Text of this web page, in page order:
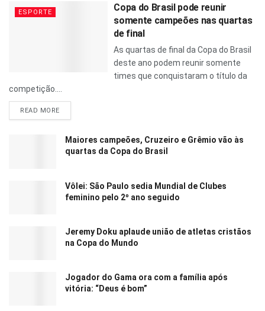
ESPORTE
Copa do Brasil pode reunir
somente campeões nas quartas
de final
As quartas de final da Copa do Brasil
deste ano podem reunir somente
times que conquistaram o título da
competição....
READ MORE
Maiores campeões, Cruzeiro e Grêmio vão às
quartas da Copa do Brasil
Vôlei: São Paulo sedia Mundial de Clubes
feminino pelo 2º ano seguido
Jeremy Doku aplaude união de atletas cristãos
na Copa do Mundo
Jogador do Gama ora com a família após
vitória: “Deus é bom”